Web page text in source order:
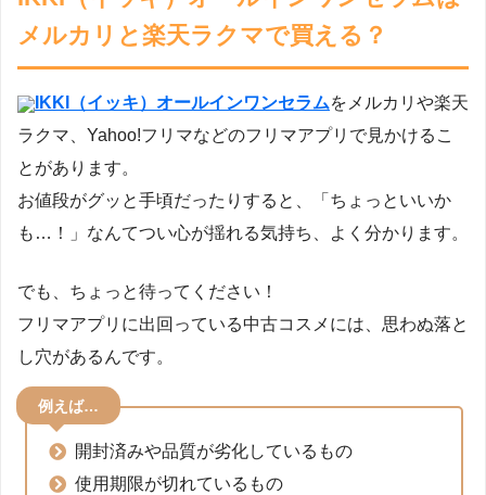
メルカリと楽天ラクマで買える？
IKKI（イッキ）オールインワンセラムをメルカリや楽天
ラクマ、Yahoo!フリマなどのフリマアプリで見かけるこ
とがあります。
お値段がグッと手頃だったりすると、「ちょっといいか
も…！」なんてつい心が揺れる気持ち、よく分かります。
でも、ちょっと待ってください！
フリマアプリに出回っている中古コスメには、思わぬ落と
し穴があるんです。
例えば…
開封済みや品質が劣化しているもの
使用期限が切れているもの